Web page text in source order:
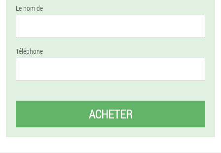
Le nom de
Téléphone
ACHETER